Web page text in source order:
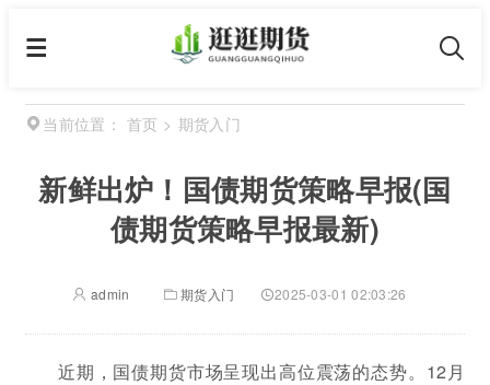
当前位置： 首页 > 期货入门
新鲜出炉！国债期货策略早报(国
债期货策略早报最新)
admin 期货入门 2025-03-01 02:03:26
近期，国债期货市场呈现出高位震荡的态势。12月